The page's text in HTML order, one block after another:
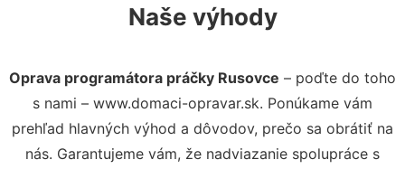
Naše výhody
Oprava programátora práčky Rusovce – poďte do toho
s nami – www.domaci-opravar.sk. Ponúkame vám
prehľad hlavných výhod a dôvodov, prečo sa obrátiť na
nás. Garantujeme vám, že nadviazanie spolupráce s